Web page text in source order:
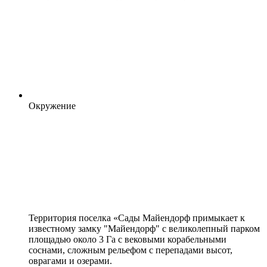
Окружение
Территория поселка «Сады Майендорф примыкает к
известному замку "Майендорф" с великолепный парком
площадью около 3 Га с вековыми корабельными
соснами, сложным рельефом с перепадами высот,
оврагами и озерами.